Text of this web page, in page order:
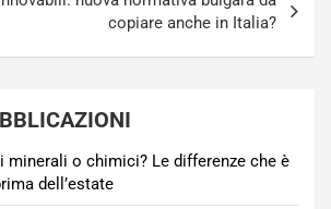
copiare anche in Italia?
minerali o chimici? Le differenze che è
dell’estate